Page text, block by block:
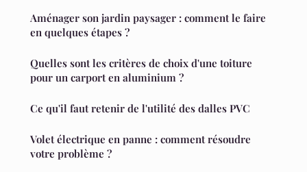
Aménager son jardin paysager : comment le faire
en quelques étapes ?
Quelles sont les critères de choix d'une toiture
pour un carport en aluminium ?
Ce qu'il faut retenir de l'utilité des dalles PVC
Volet électrique en panne : comment résoudre
votre problème ?